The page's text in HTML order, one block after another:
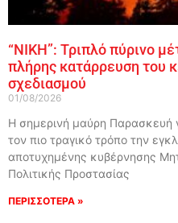
“ΝΙΚΗ”: Τριπλό πύρινο
πλήρης κατάρρευση του
σχεδιασμού
01/08/2026
Η σημερινή μαύρη Παρασκευή
τον πιο τραγικό τρόπο την
αποτυχημένης κυβέρνησης
Πολιτικής Προστασίας
ΠΕΡΙΣΣΟΤΕΡΑ »